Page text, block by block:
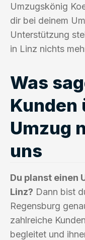
Umzugskönig
dir bei deinem
Unterstützung
in Linz nichts
Was
Kunden
Umzug
uns
Du planst einen
Linz? Dann bist
Regensburg
zahlreiche
begleitet und